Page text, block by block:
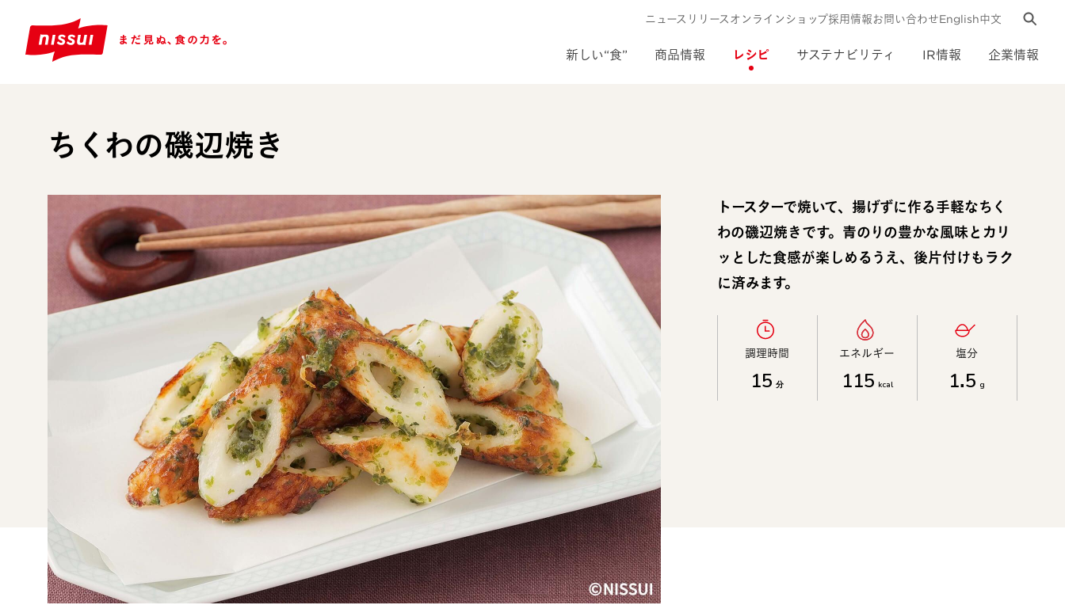
新しい“食” 商品情報 レシピ サステナビリティ IR情報 企業情報
ニュースリリースオンラインショップ採用情報お問い合わせEnglish中文
ちくわの磯辺焼き
トースターで焼いて、揚げずに作る手軽なちく
わの磯辺焼きです。青のりの豊かな風味とカリ
ッとした食感が楽しめるうえ、後片付けもラク
に済みます。
調理時間​
15 分
エネルギー​
115 kcal
塩分​
1.5 g